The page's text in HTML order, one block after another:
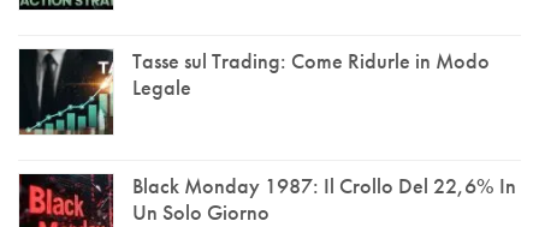
Tasse sul Trading: Come Ridurle in Modo
Legale
Black Monday 1987: Il Crollo Del 22,6% In
Un Solo Giorno